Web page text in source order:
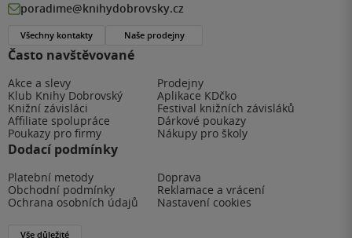
Často navštěvované
Akce a slevy
Prodejny
Klub Knihy Dobrovský
Aplikace KDčko
Knižní závisláci
Festival knižních závisláků
Affiliate spolupráce
Dárkové poukazy
Poukazy pro firmy
Nákupy pro školy
Dodací podmínky
Platební metody
Doprava
Obchodní podmínky
Reklamace a vrácení
Ochrana osobních údajů
Nastavení cookies
Vše důležité
poradime@knihydobrovsky.cz
Všechny kontakty Naše prodejny